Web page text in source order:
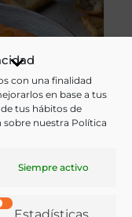
con una finalidad
en base a tus
tus hábitos de
nuestra Política
Siempre activo